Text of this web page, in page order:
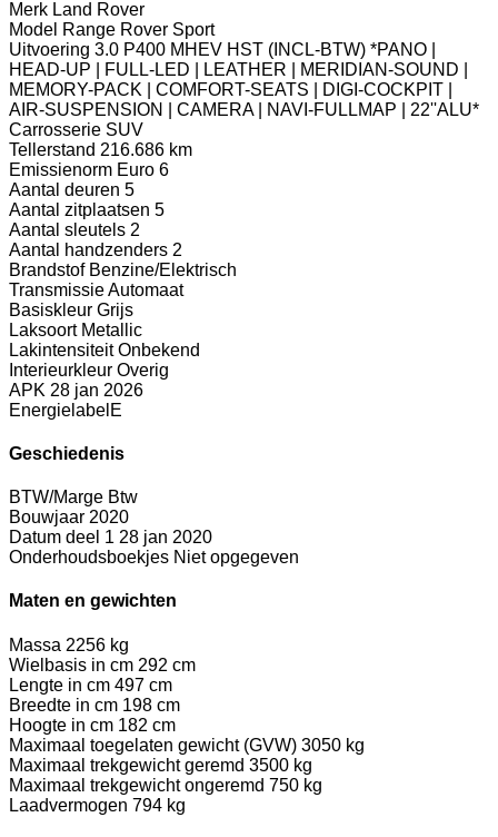
Merk Land Rover
Model Range Rover Sport
Uitvoering 3.0 P400 MHEV HST (INCL-BTW) *PANO |
HEAD-UP | FULL-LED | LEATHER | MERIDIAN-SOUND |
MEMORY-PACK | COMFORT-SEATS | DIGI-COCKPIT |
AIR-SUSPENSION | CAMERA | NAVI-FULLMAP | 22''ALU*
Carrosserie SUV
Tellerstand 216.686 km
Emissienorm Euro 6
Aantal deuren 5
Aantal zitplaatsen 5
Aantal sleutels 2
Aantal handzenders 2
Brandstof Benzine/Elektrisch
TransmissieAutomaat
Basiskleur Grijs
Laksoort Metallic
Lakintensiteit Onbekend
Interieurkleur Overig
APK 28 jan 2026
Energielabel E
Geschiedenis
BTW/Marge Btw
Bouwjaar 2020
Datum deel 1 28 jan 2020
Onderhoudsboekjes Niet opgegeven
Maten en gewichten
Massa 2256 kg
Wielbasis in cm 292 cm
Lengte in cm 497 cm
Breedte in cm 198 cm
Hoogte in cm 182 cm
Maximaal toegelaten gewicht (GVW) 3050 kg
Maximaal trekgewicht geremd 3500 kg
Maximaal trekgewicht ongeremd 750 kg
Laadvermogen 794 kg